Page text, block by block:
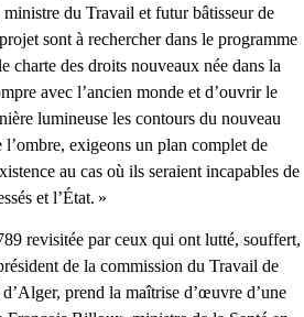
du Travail et futur bâtisseur de
sont à rechercher dans le programme
charte des droits nouveaux née dans la
avec l’ancien monde et d’ouvrir le
lumineuse les contours du nouveau
exigeons un plan complet de
au cas où ils seraient incapables de
et l’État. »
revisitée par ceux qui ont lutté, souffert,
de la commission du Travail de
prend la maîtrise d’œuvre d’une